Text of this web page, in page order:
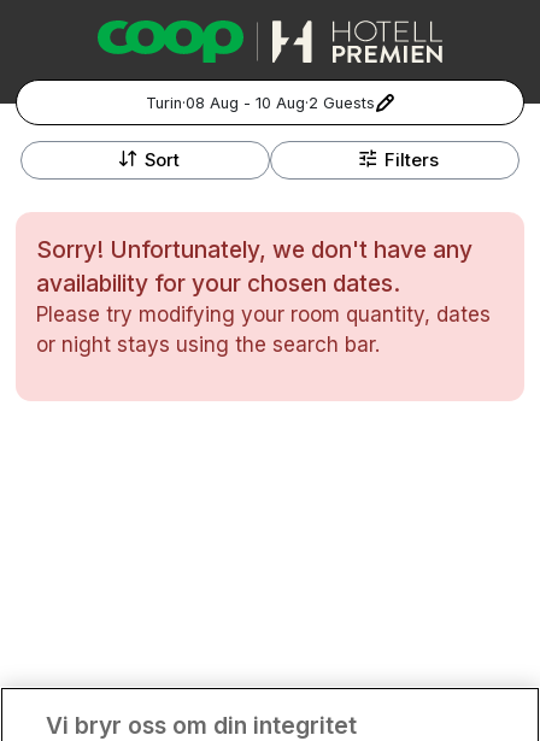
Turin·08 Aug - 10 Aug·2 Guests
Popular Destinations:
Stockholm
Göteborg
Sort Filters
+
−
Sorry! Unfortunately, we don't have any
availability for your chosen dates.
Please try modifying your room quantity, dates
or night stays using the search bar.
Kontakta ossVanliga frågorAllmänna villkor
Gift VouchersCoop.se Manage Preferences
Storstadsweekend
Vi bryr oss om din integritet